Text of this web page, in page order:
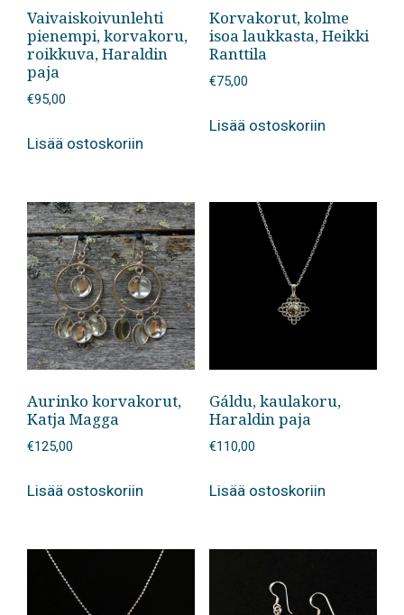
Vaivaiskoivunlehti
pienempi, korvakoru,
roikkuva, Haraldin
paja
€95,00
Lisää ostoskoriin
Korvakorut, kolme
isoa laukkasta, Heikki
Ranttila
€75,00
Lisää ostoskoriin
Aurinko korvakorut,
Katja Magga
€125,00
Lisää ostoskoriin
Gáldu, kaulakoru,
Haraldin paja
€110,00
Lisää ostoskoriin